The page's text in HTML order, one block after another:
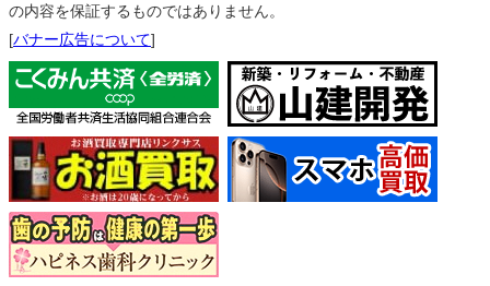
の内容を保証するものではありません。
[バナー広告について]